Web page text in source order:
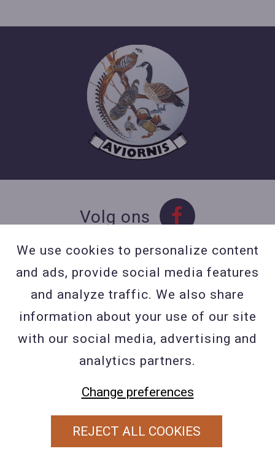
Volg ons
Contact
Contacteer ons
BE 0423 427 566 (0032
477601560
Wuytsbergen (HRT) 118, 2200
PRIVACY POLICY
We use cookies to personalize content
and ads, provide social media features
and analyze traffic. We also share
information about your use of our site
with our social media, advertising and
analytics partners.
Change preferences
REJECT ALL COOKIES